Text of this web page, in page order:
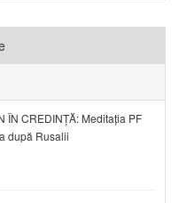
ÎN CREDINȚĂ: Meditația PF
după Rusalii